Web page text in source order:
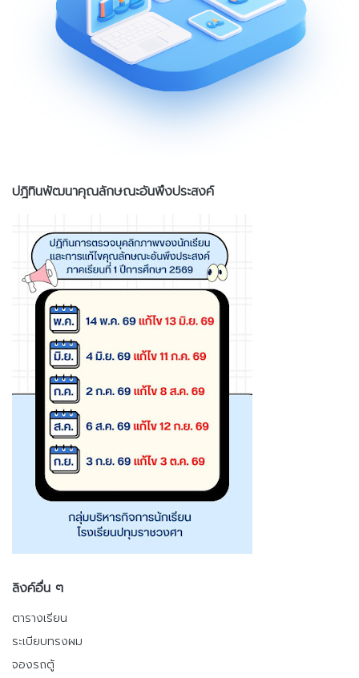
ปฎิทินพัฒนาคุณลักษณะอันพึงประสงค์
ลิงค์อื่น ๆ
ตารางเรียน
ระเบียบทรงผม
จองรถตู้